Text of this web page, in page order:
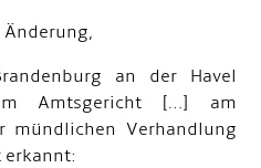
an der Havel
Amtsgericht […] am
mündlichen Verhandlung
erkannt: